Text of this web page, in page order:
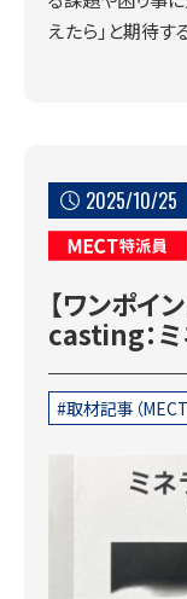
えたら」と期待す
2025/10/25
MECT特派員
【ワンポイ
casting：
取材記事（